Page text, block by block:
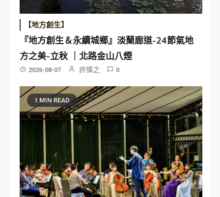
【地方創生】
『地方創生＆永續城鄉』淡蘭廊道-24節氣地
方之美-立秋 ｜北路金山八煙
2026-08-07 許慎之 0
1 MIN READ